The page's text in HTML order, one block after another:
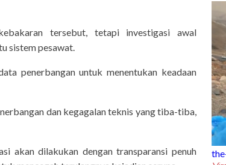
tersebut, tetapi investigasi awal
sistem pesawat.
penerbangan untuk menentukan keadaan
dan kegagalan teknis yang tiba-tiba,
akan dilakukan dengan transparansi penuh
the-trending